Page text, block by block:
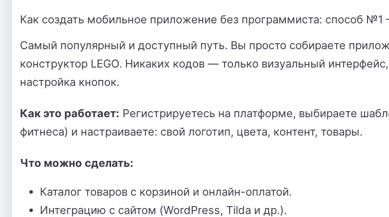
Как создать мобильное приложение без программиста: способ
Самый популярный и доступный путь. Вы просто собираете
конструктор LEGO. Никаких кодов — только визуальный
настройка кнопок.
Как это работает: Регистрируетесь на платформе, выбираете
фитнеса) и настраиваете: свой логотип, цвета, контент, товары.
Что можно сделать:
Каталог товаров с корзиной и онлайн-оплатой.
Интеграцию с сайтом (WordPress, Tilda и др.).